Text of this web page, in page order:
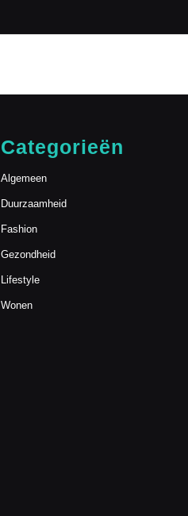
Categorieën
Algemeen
Duurzaamheid
Fashion
Gezondheid
Lifestyle
Wonen